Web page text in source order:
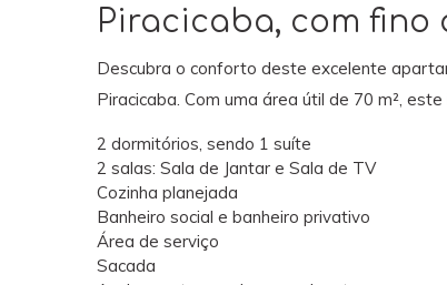
Piracicaba, com fino
Descubra o conforto deste excelente
Piracicaba. Com uma área útil de 70 m²,
2 dormitórios, sendo 1 suíte
2 salas: Sala de Jantar e Sala de TV
Cozinha planejada
Banheiro social e banheiro privativo
Área de serviço
Sacada